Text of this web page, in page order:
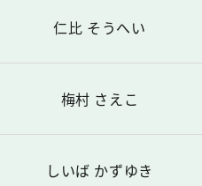
仁比 そうへい
梅村 さえこ
しいば かずゆき